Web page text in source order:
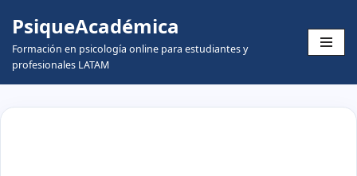
Skip
to
content
PsiqueAcadémica
Formación en psicología online para estudiantes y
profesionales LATAM